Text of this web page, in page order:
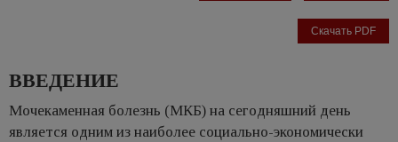
Скачать PDF
ВВЕДЕНИЕ
Мочекаменная болезнь (МКБ) на сегодняшний день
является одним из наиболее социально-экономически